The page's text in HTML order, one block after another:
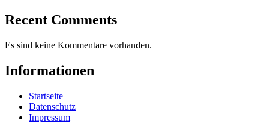
Recent Comments
Es sind keine Kommentare vorhanden.
Informationen
Startseite
Datenschutz
Impressum